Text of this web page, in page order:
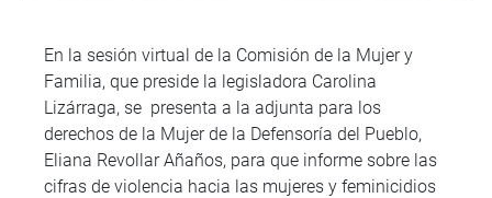
En la sesión virtual de la Comisión de la Mujer y
Familia, que preside la legisladora Carolina
Lizárraga, se presenta a la adjunta para los
derechos de la Mujer de la Defensoría del Pueblo,
Eliana Revollar Añaños, para que informe sobre las
cifras de violencia hacia las mujeres y feminicidios